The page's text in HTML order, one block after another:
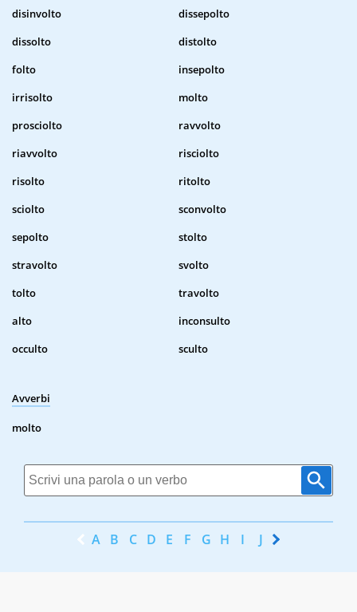
disinvolto
dissepolto
dissolto
distolto
folto
insepolto
irrisolto
molto
prosciolto
ravvolto
riavvolto
risciolto
risolto
ritolto
sciolto
sconvolto
sepolto
stolto
stravolto
svolto
tolto
travolto
alto
inconsulto
occulto
sculto
Avverbi
molto
A B C D E F G H I J K